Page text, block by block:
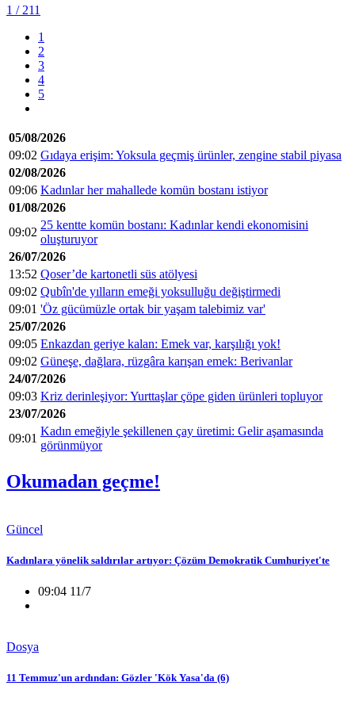
1 / 211
1
2
3
4
5
05/08/2026
09:02 Gıdaya erişim: Yoksula geçmiş ürünler, zengine stabil piyasa
02/08/2026
09:06 Kadınlar her mahallede komün bostanı istiyor
01/08/2026
09:02
25 kentte komün bostanı: Kadınlar kendi ekonomisini
oluşturuyor
26/07/2026
13:52 Qoser’de kartonetli süs atölyesi
09:02 Qubîn'de yılların emeği yoksulluğu değiştirmedi
09:01 'Öz gücümüzle ortak bir yaşam talebimiz var'
25/07/2026
09:05 Enkazdan geriye kalan: Emek var, karşılığı yok!
09:02 Güneşe, dağlara, rüzgâra karışan emek: Berivanlar
24/07/2026
09:03 Kriz derinleşiyor: Yurttaşlar çöpe giden ürünleri topluyor
23/07/2026
09:01
Kadın emeğiyle şekillenen çay üretimi: Gelir aşamasında
görünmüyor
Okumadan geçme!
Güncel
Kadınlara yönelik saldırılar artıyor: Çözüm Demokratik Cumhuriyet'te
09:04 11/7
Dosya
11 Temmuz'un ardından: Gözler 'Kök Yasa'da (6)